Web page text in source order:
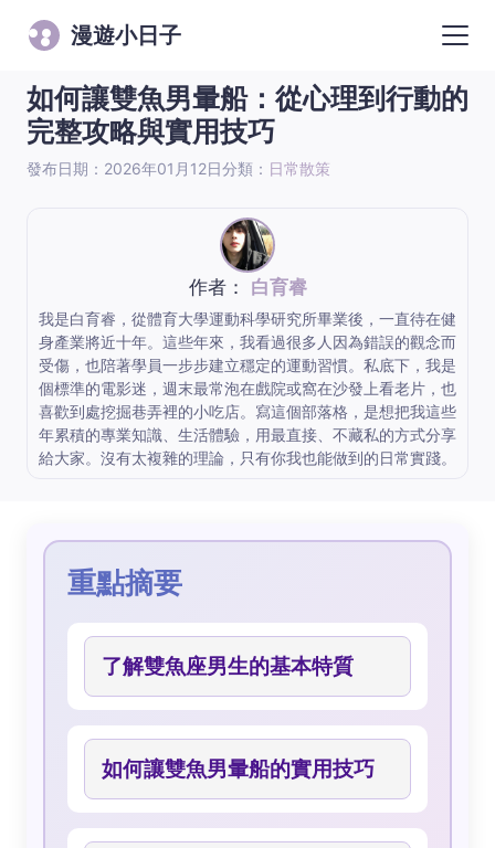
漫遊小日子
如何讓雙魚男暈船：從心理到行動的
完整攻略與實用技巧
發布日期：2026年01月12日分類： 日常散策
作者： 白育睿
我是白育睿，從體育大學運動科學研究所畢業後，一直待在健
身產業將近十年。這些年來，我看過很多人因為錯誤的觀念而
受傷，也陪著學員一步步建立穩定的運動習慣。私底下，我是
個標準的電影迷，週末最常泡在戲院或窩在沙發上看老片，也
喜歡到處挖掘巷弄裡的小吃店。寫這個部落格，是想把我這些
年累積的專業知識、生活體驗，用最直接、不藏私的方式分享
給大家。沒有太複雜的理論，只有你我也能做到的日常實踐。
重點摘要
了解雙魚座男生的基本特質
如何讓雙魚男暈船的實用技巧